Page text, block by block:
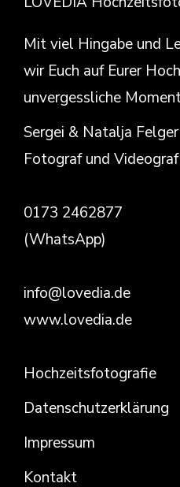
Mit viel Hingabe und
wir Euch auf Eurer
unvergessliche
Sergei & Natalja Felger
Fotograf und
0173 2462877
(WhatsApp)
info@lovedia.de
www.lovedia.de
Hochzeitsfotografie
Datenschutzerklärung
Impressum
Kontakt